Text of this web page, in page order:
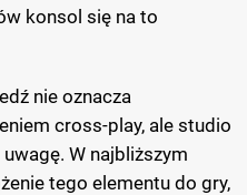
konsol się na to
nie oznacza
cross-play, ale studio
W najbliższym
tego elementu do gry,